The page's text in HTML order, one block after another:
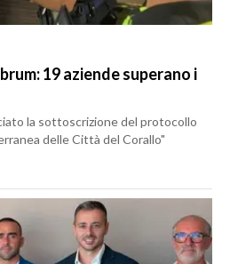
19 aziende superano i
la sottoscrizione del protocollo
delle Città del Corallo"